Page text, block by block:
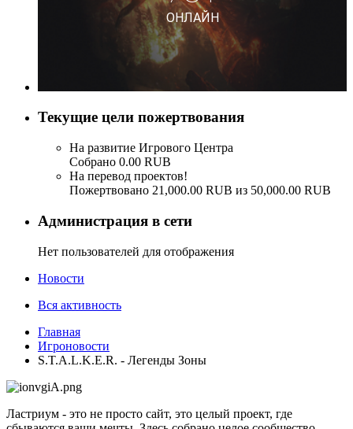
Текущие цели пожертвования
На развитие Игрового Центра
Собрано 0.00 RUB
На перевод проектов!
Пожертвовано 21,000.00 RUB из 50,000.00 RUB
Администрация в сети
Нет пользователей для отображения
Новости
Вся активность
Главная
Игроновости
S.T.A.L.K.E.R. - Легенды Зоны
Ластриум - это не просто сайт, это целый проект, где